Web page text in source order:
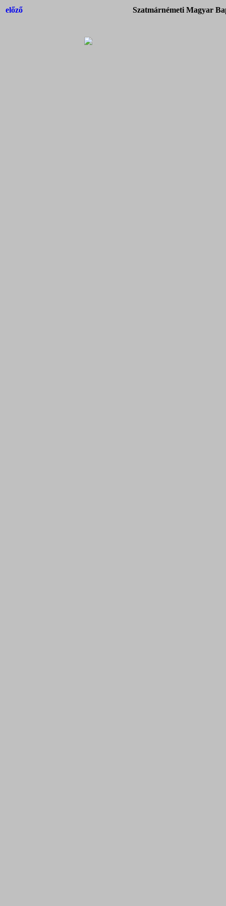
előző Szatmárnémeti Magyar